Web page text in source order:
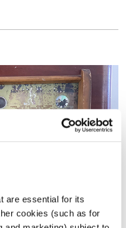
are essential for its
cookies (such as for
רוקדים עצמאות עם מיכל גפן
טיול שבת
מיכל גפן